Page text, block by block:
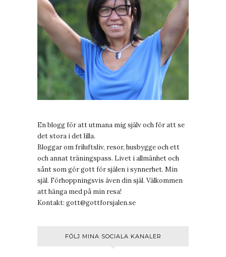
En blogg för att utmana mig själv och för att se
det stora i det lilla.
Bloggar om friluftsliv, resor, husbygge och ett
och annat träningspass. Livet i allmänhet och
sånt som gör gott för själen i synnerhet. Min
själ. Förhoppningsvis även din själ. Välkommen
att hänga med på min resa!
Kontakt: gott@gottforsjalen.se
FÖLJ MINA SOCIALA KANALER